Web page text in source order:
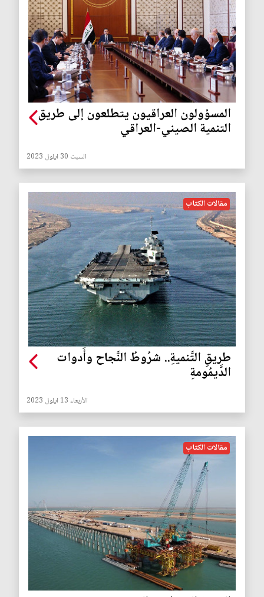
المسؤولون العراقيون يتطلعون إلى طريق
التنمية الصيني-العراقي
السبت 30 ايلول 2023
مقالات الكتاب
طريقِ التَّنميةِ.. شرُوطُ النَّجاح وأَدوات
الدَّيمُومةِ
الأربعاء 13 ايلول 2023
مقالات الكتاب